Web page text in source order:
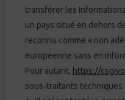
transférer les
un pays situé en dehors
reconnu comme « non
européenne sans en
Pour autant, https://
sous-traitants techniques